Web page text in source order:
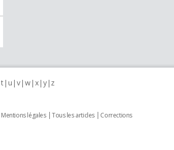
t u v w x y z
Mentions légales Tous les articles
Corrections